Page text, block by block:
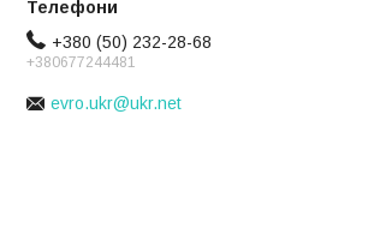
+380 (50) 232-28-68
+380677244481
evro.ukr@ukr.net